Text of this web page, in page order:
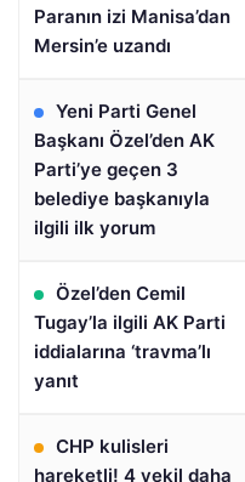
Paranın izi Manisa’dan
Mersin’e uzandı
Yeni Parti Genel
Başkanı Özel’den AK
Parti’ye geçen 3
belediye başkanıyla
ilgili ilk yorum
Özel’den Cemil
Tugay’la ilgili AK Parti
iddialarına ‘travma’lı
yanıt
CHP kulisleri
hareketli! 4 vekil daha